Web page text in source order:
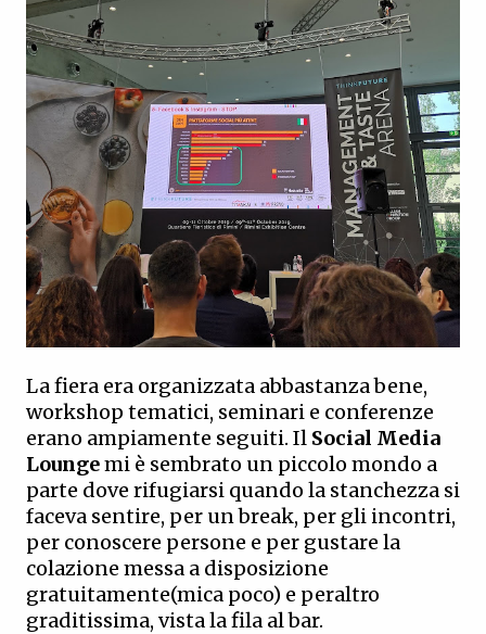
La fiera era organizzata abbastanza bene,
workshop tematici, seminari e conferenze
erano ampiamente seguiti. Il Social Media
Loungemi è sembrato un piccolo mondo a
parte dove rifugiarsi quando la stanchezza si
faceva sentire, per un break, per gli incontri,
per conoscere persone e per gustare la
colazione messa a disposizione
gratuitamente(mica poco) e peraltro
graditissima, vista la fila al bar.